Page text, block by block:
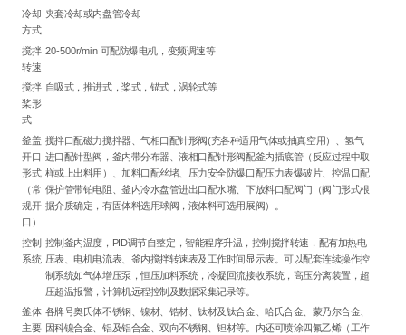
冷却
方式
夹套冷却或内盘管冷却
搅拌
转速
20-500r/min 可配防爆电机，变频调速等
搅拌
桨形
式
自吸式，推进式，桨式，锚式，涡轮式等
釜盖
开口
形式
（常
规开
口）
搅拌口配磁力搅拌器、气相口配针形阀(充各种适用气体或抽真空用）、氢气
进口配针型阀，釜内带分布器、液相口配针形阀配釜内插底管（反应过程中取
样或上出料用）、加料口配丝堵、压力安全防爆口配压力表爆破片、控温口配
保护管带铂电阻、釜内冷水盘管进出口配水嘴、下放料口配阀门（阀门形式根
据介质确定，有固体料选用球阀，液体料可选用展阀）。
控制
系统
控制釜内温度，PID调节自整定，智能程序升温，控制搅拌转速，配有加热电
压表、电机电流表、釜内搅拌转速表及工作时间显示表。可以配套连续操作控
制系统如气体增压泵，恒压加料系统，冷凝回流接收系统，高压分离装置，超
压超温报警，计算机远程控制及数据采集记录等。
釜体
主要
各牌号奥氏体不锈钢、镍材、锆材、钛材及钛合金、哈氏合金、蒙乃尔合金、
因科镍合金、铝及铝合金、双向不锈钢、钽材等。内还可喷涂四氟乙烯（工作